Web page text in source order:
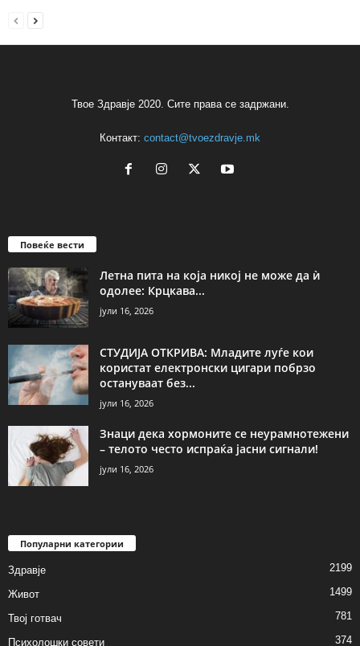
Твое Здравје 2020. Сите права се задржани.
Контакт: contact@tvoezdravje.mk
Повеќе вести
Летна пита на која никој не може да ѝ
одолее: Крцкава...
јули 16, 2026
СТУДИЈА ОТКРИВА: Младите луѓе кои
користат електронски цигари побрзо
остануваат без...
јули 16, 2026
Знаци дека хормоните се неурамнотежени
– телото често испраќа јасни сигнали!
јули 16, 2026
Популарни категории
Здравје 2199
Живот 1499
Твој готвач 781
Психолошки совети 374